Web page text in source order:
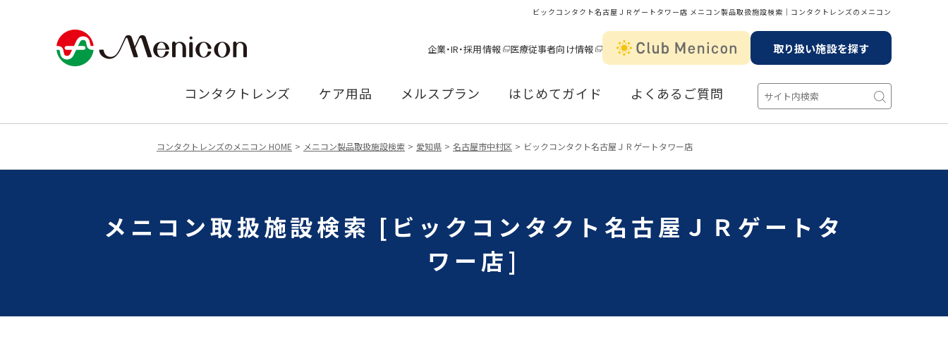
ビックコンタクト名古屋ＪＲゲートタワー店 メニコン製品取扱施設検索│コンタクトレンズのメニコン
企業・IR・採用情報 医療従事者向け情報 取り扱い施設を探す
コンタクトレンズ ケア用品 メルスプラン はじめてガイド よくあるご質問
コンタクトレンズのメニコン HOME メニコン製品取扱施設検索 愛知県 名古屋市中村区 ビックコンタクト名古屋ＪＲゲートタワー店
メニコン取扱施設検索 [ビックコンタクト名古屋ＪＲゲートタ
ワー店]